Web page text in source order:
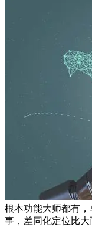
根本功能大师都有
事，差同化定位比